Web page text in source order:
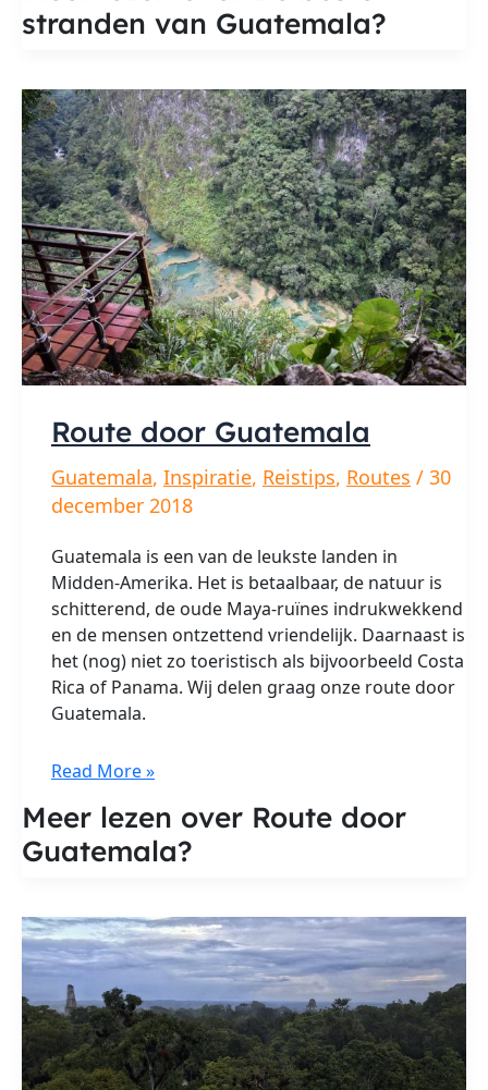
van
stranden van Guatemala?
Route door Guatemala
Guatemala, Inspiratie, Reistips, Routes / 30
december 2018
Guatemala is een van de leukste landen in
Midden-Amerika. Het is betaalbaar, de natuur is
schitterend, de oude Maya-ruïnes indrukwekkend
en de mensen ontzettend vriendelijk. Daarnaast is
het (nog) niet zo toeristisch als bijvoorbeeld Costa
Rica of Panama. Wij delen graag onze route door
Guatemala.
Route
Guatemala
Read More »
Meer lezen over Route door
Guatemala?